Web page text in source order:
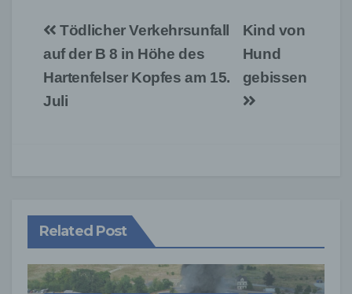
BeitragsnavigationKind von
Hund
gebissen
Tödlicher Verkehrsunfall
auf der B 8 in Höhe des
Hartenfelser Kopfes am 15.
Juli
Related Post